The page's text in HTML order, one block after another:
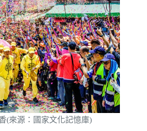
(來源：國家文化記憶庫)